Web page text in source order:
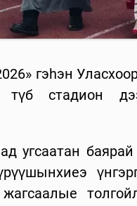
гэhэн
стадион
угсаатан